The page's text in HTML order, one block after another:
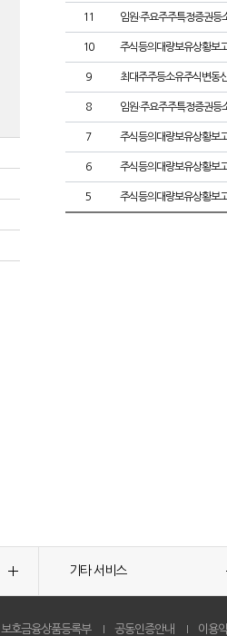
11 임원·주요주주특정증권등
10 주식등의대량보유상황보
9 최대주주등소유주식변동
8 임원·주요주주특정증권등
7 주식등의대량보유상황보
6 주식등의대량보유상황보
5 주식등의대량보유상황보
기타 서비스
보호금융상품등록부 공동인증안내 이용